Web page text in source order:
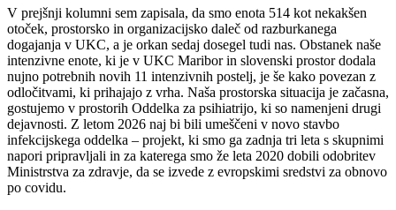
V prejšnji kolumni sem zapisala, da smo enota 514 kot nekakšen
otoček, prostorsko in organizacijsko daleč od razburkanega
dogajanja v UKC, a je orkan sedaj dosegel tudi nas. Obstanek naše
intenzivne enote, ki je v UKC Maribor in slovenski prostor dodala
nujno potrebnih novih 11 intenzivnih postelj, je še kako povezan z
odločitvami, ki prihajajo z vrha. Naša prostorska situacija je začasna,
gostujemo v prostorih Oddelka za psihiatrijo, ki so namenjeni drugi
dejavnosti. Z letom 2026 naj bi bili umeščeni v novo stavbo
infekcijskega oddelka – projekt, ki smo ga zadnja tri leta s skupnimi
napori pripravljali in za katerega smo že leta 2020 dobili odobritev
Ministrstva za zdravje, da se izvede z evropskimi sredstvi za obnovo
po covidu.